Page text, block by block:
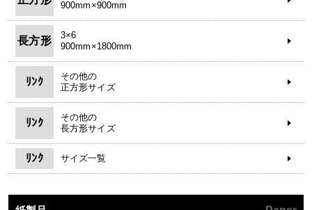
900mm×900mm
長方形
3×6
900mm×1800mm
ﾘﾝｸ
その他の
正方形サイズ
ﾘﾝｸ
その他の
長方形サイズ
ﾘﾝｸ サイズ一覧